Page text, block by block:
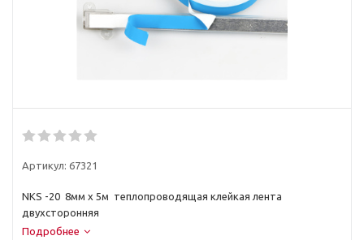
Артикул: 67321
NKS -20 8мм х 5м теплопроводящая клейкая лента
двухсторонняя
Подробнее